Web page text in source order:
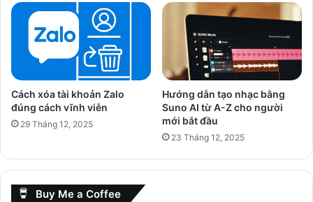
Cách xóa tài khoản Zalo
đúng cách vĩnh viễn
29 Tháng 12, 2025
Hướng dẫn tạo nhạc bằng
Suno AI từ A-Z cho người
mới bắt đầu
23 Tháng 12, 2025
Buy Me a Coffee